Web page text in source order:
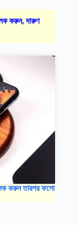
করুন, দারুণ
করুন তারপর ফলো